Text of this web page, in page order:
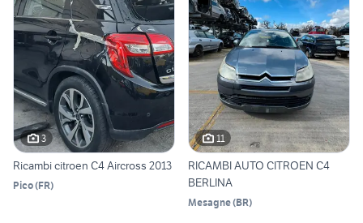
3
Ricambi citroen C4 Aircross 2013
Pico(FR)
11
RICAMBI AUTO CITROEN C4
BERLINA
Mesagne(BR)